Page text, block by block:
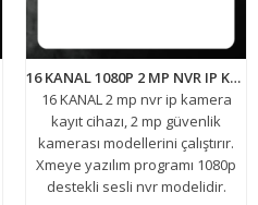
16 KANAL 1080P 2 MP NVR IP KAMERA KAYIT CİHAZI ARNA-4116
16 KANAL 2 mp nvr ip kamera
kayıt cihazı, 2 mp güvenlik
kamerası modellerini çalıştırır.
Xmeye yazılım programı 1080p
destekli sesli nvr modelidir.